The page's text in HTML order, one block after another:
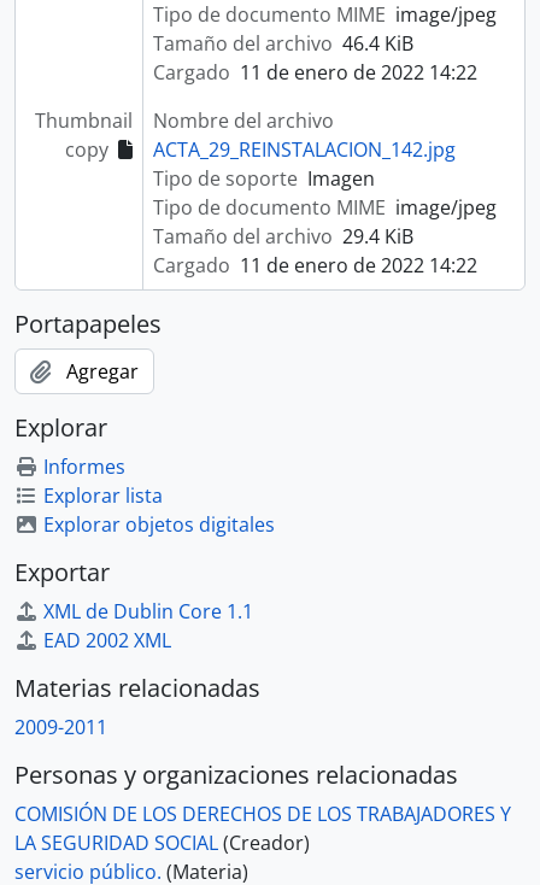
Tipo de documento MIME image/jpeg
Tamaño del archivo 46.4 KiB
Cargado 11 de enero de 2022 14:22
Thumbnail
copy
Nombre del archivo
ACTA_29_REINSTALACION_142.jpg
Tipo de soporte Imagen
Tipo de documento MIME image/jpeg
Tamaño del archivo 29.4 KiB
Cargado 11 de enero de 2022 14:22
Portapapeles
Agregar
Explorar
Informes
Explorar lista
Explorar objetos digitales
Exportar
XML de Dublin Core 1.1
EAD 2002 XML
Materias relacionadas
2009-2011
Personas y organizaciones relacionadas
COMISIÓN DE LOS DERECHOS DE LOS TRABAJADORES Y
LA SEGURIDAD SOCIAL(Creador)
servicio público. (Materia)